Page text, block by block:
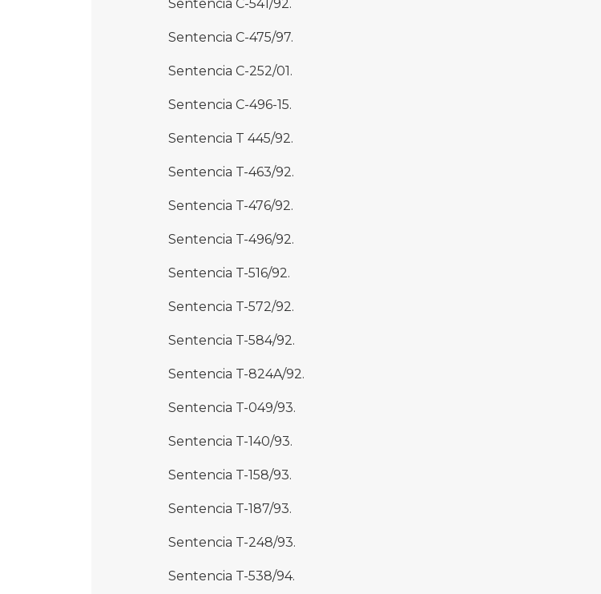
Sentencia C-541/92.
Sentencia C-475/97.
Sentencia C-252/01.
Sentencia C-496-15.
Sentencia T 445/92.
Sentencia T-463/92.
Sentencia T-476/92.
Sentencia T-496/92.
Sentencia T-516/92.
Sentencia T-572/92.
Sentencia T-584/92.
Sentencia T-824A/92.
Sentencia T-049/93.
Sentencia T-140/93.
Sentencia T-158/93.
Sentencia T-187/93.
Sentencia T-248/93.
Sentencia T-538/94.